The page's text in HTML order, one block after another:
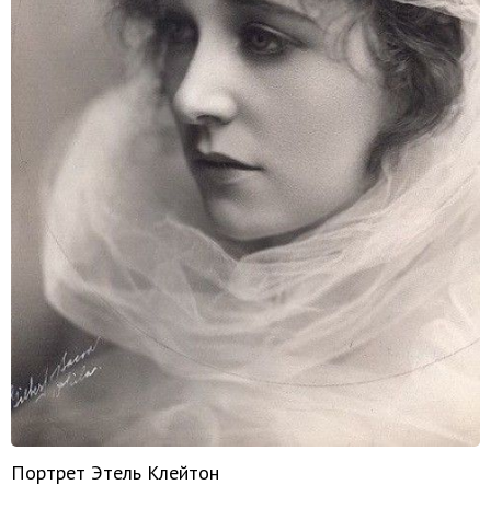
Портрет Этель Клейтон